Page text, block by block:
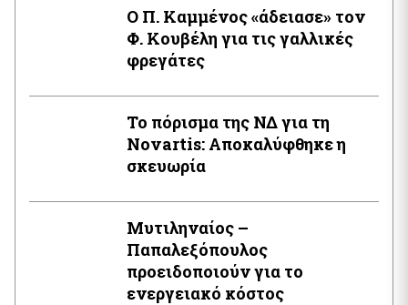
Ο Π. Καμμένος «άδειασε» τον
Φ. Κουβέλη για τις γαλλικές
φρεγάτες
Το πόρισμα της ΝΔ για τη
Novartis: Αποκαλύφθηκε η
σκευωρία
Μυτιληναίος –
Παπαλεξόπουλος
προειδοποιούν για το
ενεργειακό κόστος